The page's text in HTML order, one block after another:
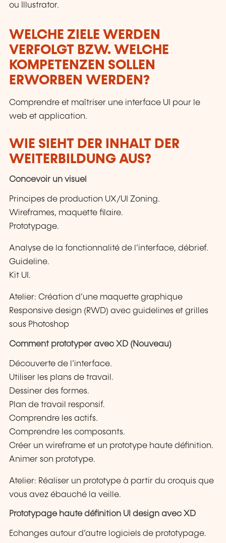
ou Illustrator.
WELCHE ZIELE WERDEN
VERFOLGT BZW. WELCHE
KOMPETENZEN SOLLEN
ERWORBEN WERDEN?
Comprendre et maîtriser une interface UI pour le
web et application.
WIE SIEHT DER INHALT DER
WEITERBILDUNG AUS?
Concevoir un visuel
Principes de production UX/UI Zoning.
Wireframes, maquette filaire.
Prototypage.
Analyse de la fonctionnalité de l’interface, débrief.
Guideline.
Kit UI.
Atelier: Création d’une maquette graphique
Responsive design (RWD) avec guidelines et grilles
sous Photoshop
Comment prototyper avec XD (Nouveau)
Découverte de l’interface.
Utiliser les plans de travail.
Dessiner des formes.
Plan de travail responsif.
Comprendre les actifs.
Comprendre les composants.
Créer un wireframe et un prototype haute définition.
Animer son prototype.
Atelier: Réaliser un prototype à partir du croquis que
vous avez ébauché la veille.
Prototypage haute définition UI design avec XD
Echanges autour d’autre logiciels de prototypage.